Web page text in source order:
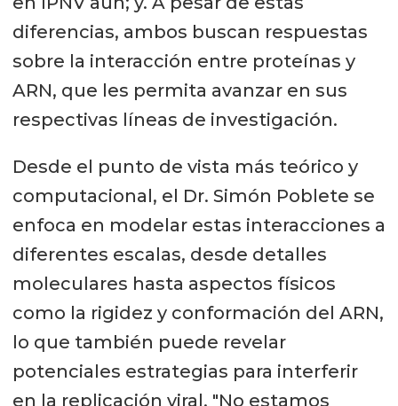
diferencias, ambos buscan respuestas
sobre la interacción entre proteínas y
ARN, que les permita avanzar en sus
respectivas líneas de investigación.
Desde el punto de vista más teórico y
computacional, el Dr. Simón Poblete se
enfoca en modelar estas interacciones a
diferentes escalas, desde detalles
moleculares hasta aspectos físicos
como la rigidez y conformación del ARN,
lo que también puede revelar
potenciales estrategias para interferir
en la replicación viral. "No estamos